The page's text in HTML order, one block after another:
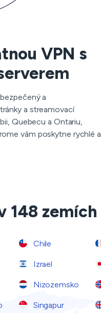
VPN s
a
a streamovací
Quebecu a Ontariu,
vám poskytne rychlé a
148 zemích
Chile
Izrael
Nizozemsko
Singapur